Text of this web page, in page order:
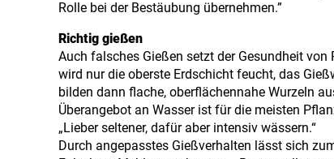
Rolle bei der Bestäubung übernehmen.”
Richtig gießen
Auch falsches Gießen setzt der Gesundheit
wird nur die oberste Erdschicht feucht, das
bilden dann flache, oberflächennahe Wurzeln
Überangebot an Wasser ist für die meisten
„Lieber seltener, dafür aber intensiv wässern.“
Durch angepasstes Gießverhalten lässt sich